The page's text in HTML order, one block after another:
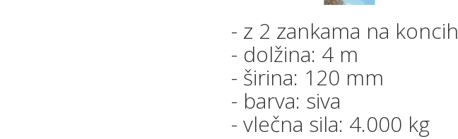
- z 2 zankama na koncih
- dolžina: 4 m
- širina: 120 mm
- barva: siva
- vlečna sila: 4.000 kg